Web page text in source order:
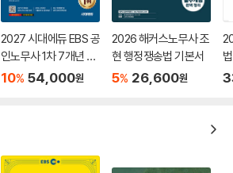
2027 시대에듀 EBS 공
인노무사 1차 7개년 기
출문제해설
10% 54,000원
2026 해커스노무사 조
현 행정쟁송법 기본서
5% 26,600원
법